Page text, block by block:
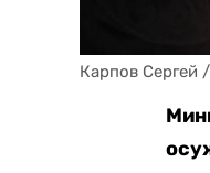
Карпов Сергей